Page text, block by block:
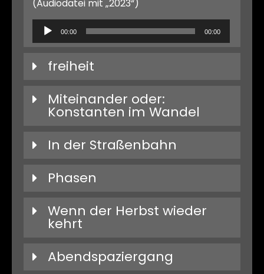
(Audiodatei mit „2023“)
Audio-
Player
00:00 00:00
freiheit
Miteinander oder:
Konstanten im Wandel
In der Straßenbahn
Phasen
Wenn der Herbst wieder
kehrt
Abendspaziergang